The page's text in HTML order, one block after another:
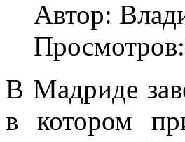
Автор:
В Мадриде
в котором